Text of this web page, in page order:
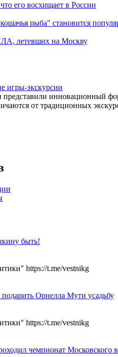
его восхищает в России
рыба" становится
летевших на Москву
игры-экскурсии
инновационный
от традиционных
быть!
https://t.me/vestnikg
Орнелла Мути усадьбу
https://t.me/vestnikg
чемпионат Московского